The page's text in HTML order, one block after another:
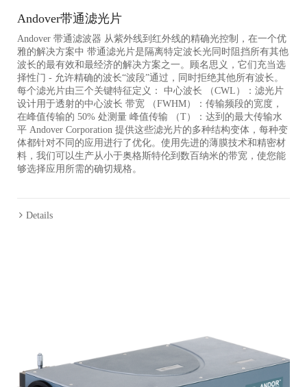
Andover带通滤光片
Andover 带通滤波器 从紫外线到红外线的精确光控制，在一个优
雅的解决方案中 带通滤光片是隔离特定波长光同时阻挡所有其他
波长的最有效和最经济的解决方案之一。顾名思义，它们充当选
择性门 - 允许精确的波长“波段”通过，同时拒绝其他所有波长。
每个滤光片由三个关键特征定义： 中心波长 （CWL）：滤光片
设计用于透射的中心波长 带宽 （FWHM）：传输频段的宽度，
在峰值传输的 50% 处测量 峰值传输 （T）：达到的最大传输水
平 Andover Corporation 提供这些滤光片的多种结构变体，每种变
体都针对不同的应用进行了优化。使用先进的薄膜技术和精密材
料，我们可以生产从小于奥格斯特伦到数百纳米的带宽，使您能
够选择应用所需的确切规格。
Details